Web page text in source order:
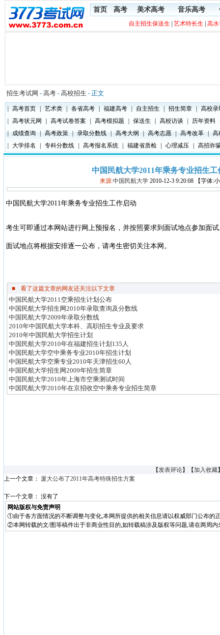
首页 高考 美术高考 音乐高考
自主招生保送生 艺术特长生 高
招生考试网 - 高考 - 高校招生 - 正文
高考首页 艺术类 各省高考 福建高考 自主招生 招生简章
高校录
高考状元网 高考试卷答案 高考模拟题 保送生 高校访谈 历年资料
成绩查询 高考政策 录取分数线 高考大纲 高考志愿 高考改革
高
大学排名 专科分数线 高考报名系统 福建省质检 心理减压 高招诈
中国民航大学2011年乘务专业招生工
来源:中国民航大学 2010-12-3 9:20:08 【字体:
中国民航大学2011年乘务专业招生工作启动
考生可即通过本网站进行网上预报名，并按照要求到面试地点参加面试
面试地点将根据安排逐一公布，请考生密切关注本网。
■ 看了这篇文章的网友还关注以下文章
中国民航大学2011空乘招生计划公布
中国民航大学招生网2010年录取查询及分数线
中国民航大学2009年录取分数线
2010年中国民航大学本科、高职招生专业及要求
2010年中国民航大学招生计划
中国民航大学2010年在福建招生计划135人
中国民航大学空中乘务专业2010年招生计划
中国民航大学空乘专业2010年天津招生60人
中国民航大学招生网2009年招生简章
中国民航大学2010年上海市空乘测试时间
中国民航大学2010年在京招收空中乘务专业招生简章
【发表评论】【加入收藏
上一个文章：
厦大公布了2011年高考特殊招生方案
下一个文章： 没有了
网站版权与免责声明
①由于各方面情况的不断调整与变化,本网所提供的相关信息请以权威部门公布的
②本网转载的文/图等稿件出于非商业性目的,如转载稿涉及版权等问题,请在两周内